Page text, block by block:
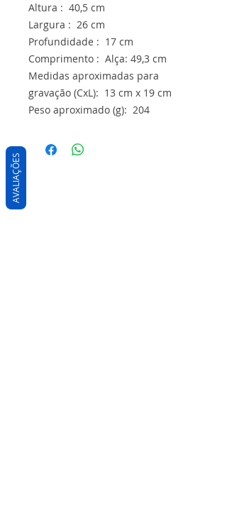
Altura : 40,5 cm
Largura : 26 cm
Profundidade : 17 cm
Comprimento : Alça: 49,3 cm
Medidas aproximadas para
gravação (CxL): 13 cm x 19 cm
Peso aproximado (g): 204
AVALIAÇÕES